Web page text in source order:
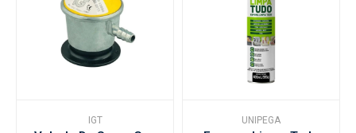
IGT UNIPEGA